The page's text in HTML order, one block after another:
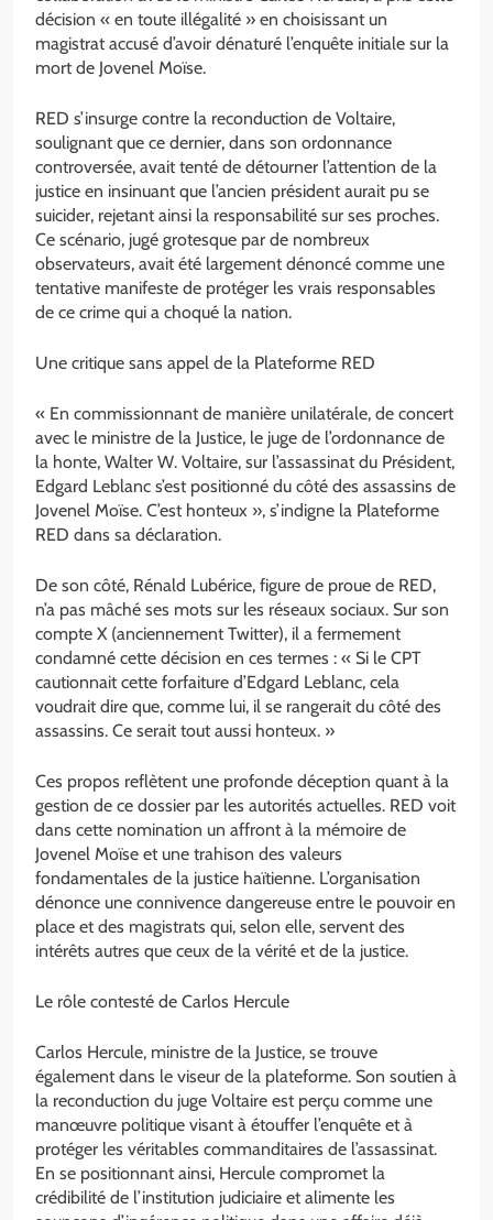
décision « en toute illégalité » en choisissant un
magistrat accusé d’avoir dénaturé l’enquête initiale sur la
mort de Jovenel Moïse.
RED s’insurge contre la reconduction de Voltaire,
soulignant que ce dernier, dans son ordonnance
controversée, avait tenté de détourner l’attention de la
justice en insinuant que l’ancien président aurait pu se
suicider, rejetant ainsi la responsabilité sur ses proches.
Ce scénario, jugé grotesque par de nombreux
observateurs, avait été largement dénoncé comme une
tentative manifeste de protéger les vrais responsables
de ce crime qui a choqué la nation.
Une critique sans appel de la Plateforme RED
« En commissionnant de manière unilatérale, de concert
avec le ministre de la Justice, le juge de l’ordonnance de
la honte, Walter W. Voltaire, sur l’assassinat du Président,
Edgard Leblanc s’est positionné du côté des assassins de
Jovenel Moïse. C’est honteux », s’indigne la Plateforme
RED dans sa déclaration.
De son côté, Rénald Lubérice, figure de proue de RED,
n’a pas mâché ses mots sur les réseaux sociaux. Sur son
compte X (anciennement Twitter), il a fermement
condamné cette décision en ces termes : « Si le CPT
cautionnait cette forfaiture d’Edgard Leblanc, cela
voudrait dire que, comme lui, il se rangerait du côté des
assassins. Ce serait tout aussi honteux. »
Ces propos reflètent une profonde déception quant à la
gestion de ce dossier par les autorités actuelles. RED voit
dans cette nomination un affront à la mémoire de
Jovenel Moïse et une trahison des valeurs
fondamentales de la justice haïtienne. L’organisation
dénonce une connivence dangereuse entre le pouvoir en
place et des magistrats qui, selon elle, servent des
intérêts autres que ceux de la vérité et de la justice.
Le rôle contesté de Carlos Hercule
Carlos Hercule, ministre de la Justice, se trouve
également dans le viseur de la plateforme. Son soutien à
la reconduction du juge Voltaire est perçu comme une
manœuvre politique visant à étouffer l’enquête et à
protéger les véritables commanditaires de l’assassinat.
En se positionnant ainsi, Hercule compromet la
crédibilité de l’institution judiciaire et alimente les